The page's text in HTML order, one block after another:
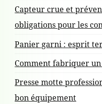
Capteur crue et
obligations pour les
Panier garni : esprit
Comment fabriquer
Presse motte
bon équipement